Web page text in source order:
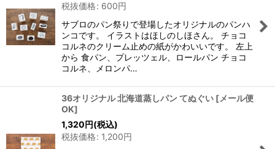
税抜価格: 600円
サブロのパン祭りで登場したオリジナルのパンハ
ンコです。 イラストはほしのしほさん。 チョコ
コルネのクリーム止めの紙がかわいいです。 左上
から 食パン、プレッツェル、ロールパン チョコ
コルネ、メロンパ…
36オリジナル 北海道蒸しパン てぬぐい [メール便
OK]
1,320円(税込)
税抜価格: 1,200円